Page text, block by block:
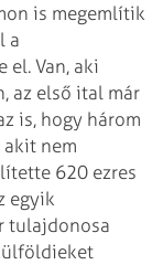
is megemlítik
a
el. Van, aki
az első ital már
is, hogy három
nem
620 ezres
egyik
tulajdonosa